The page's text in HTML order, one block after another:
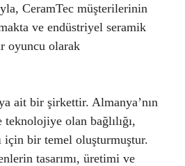
CeramTec müşterilerinin
ve endüstriyel seramik
oyuncu olarak
ait bir şirkettir. Almanya’nın
olan bağlılığı,
için bir temel oluşturmuştur.
tasarımı, üretimi ve